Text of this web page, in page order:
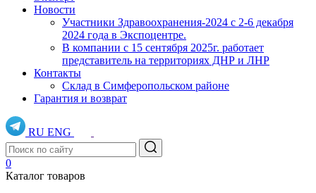
Новости
Участники Здравоохранения-2024 с 2-6 декабря
2024 года в Экспоцентре.
В компании с 15 сентября 2025г. работает
представитель на территориях ДНР и ЛНР
Контакты
Склад в Симферопольском районе
Гарантия и возврат
RU ENG
0
Каталог товаров